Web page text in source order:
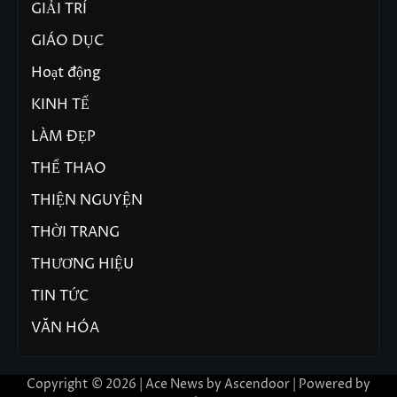
GIẢI TRÍ
GIÁO DỤC
Hoạt động
KINH TẾ
LÀM ĐẸP
THỂ THAO
THIỆN NGUYỆN
THỜI TRANG
THƯƠNG HIỆU
TIN TỨC
VĂN HÓA
Copyright © 2026 | Ace News by Ascendoor | Powered by